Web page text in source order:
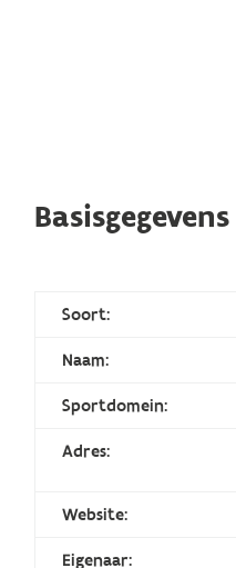
Basisgegevens
Soort:
Naam:
Sportdomein:
Adres:
Website:
Eigenaar: